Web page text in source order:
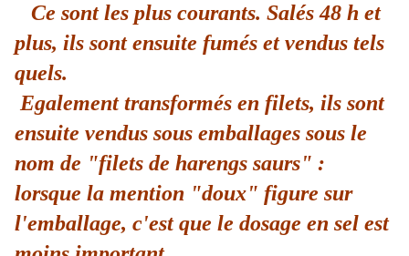
Ce sont les plus courants. Salés 48 h et
plus, ils sont ensuite fumés et vendus tels
quels.
Egalement transformés en filets, ils sont
ensuite vendus sous emballages sous le
nom de "filets de harengs saurs" :
lorsque la mention "doux" figure sur
l'emballage, c'est que le dosage en sel est